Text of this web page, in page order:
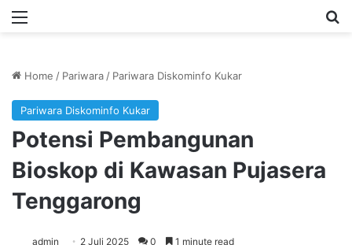
Menu
Home / Pariwara / Pariwara Diskominfo Kukar
Pariwara Diskominfo Kukar
Potensi Pembangunan
Bioskop di Kawasan Pujasera
Tenggarong
admin 2 Juli 2025 0 1 minute read